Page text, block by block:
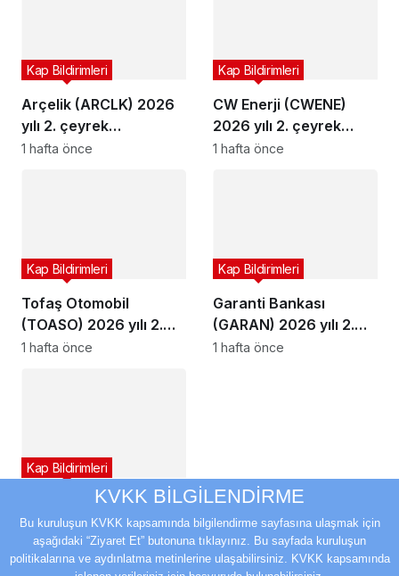
Arçelik (ARCLK) 2026
yılı 2. çeyrek
bilançosunu açıkladı
Kap Bildirimleri
1 hafta önce
CW Enerji (CWENE)
2026 yılı 2. çeyrek
bilançosunu açıkladı
Kap Bildirimleri
1 hafta önce
Tofaş Otomobil
(TOASO) 2026 yılı 2.
çeyrek bilançosunu
Kap Bildirimleri
1 hafta önce
Garanti Bankası
(GARAN) 2026 yılı 2.
çeyrek bilançosunu
Kap Bildirimleri
1 hafta önce
YEO Teknoloji’den
(YEOTK) 9,8 milyon
dolarlık sözleşme
Kap Bildirimleri
1 hafta önce
KVKK BİLGİLENDİRME
Bu kuruluşun KVKK kapsamında bilgilendirme sayfasına ulaşmak için
aşağıdaki “Ziyaret Et” butonuna tıklayınız. Bu sayfada kuruluşun
politikalarına ve aydınlatma metinlerine ulaşabilirsiniz. KVKK kapsamında